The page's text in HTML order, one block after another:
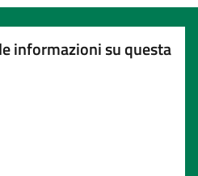
informazioni su questa